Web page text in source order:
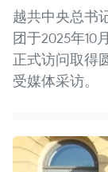
越共中央总书
团于2025年10
正式访问取得
受媒体采访。